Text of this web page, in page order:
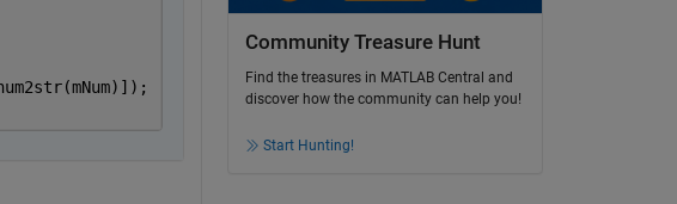
Community Treasure Hunt
Find the treasures in MATLAB Central and
discover how the community can help you!
Start Hunting!